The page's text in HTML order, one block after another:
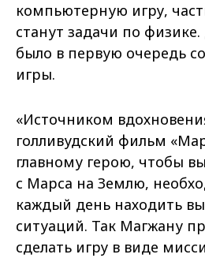
компьютерную игру,
станут задачи по
было в первую очередь
игры.
«Источником
голливудский фильм
главному герою, чтобы
с Марса на Землю,
каждый день находить
ситуаций. Так Магжану
сделать игру в виде